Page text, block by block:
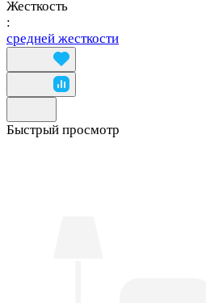
Жесткость
:
средней жесткости
Быстрый просмотр